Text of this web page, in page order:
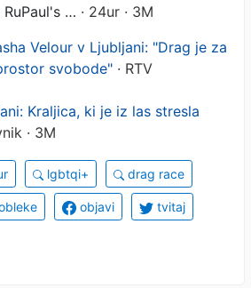
… · 24ur · 3M
Velour v Ljubljani: "Drag je za
svobode" · RTV
Kraljica, ki je iz las stresla
· 3M
lgbtqi+ drag race
objavi tvitaj